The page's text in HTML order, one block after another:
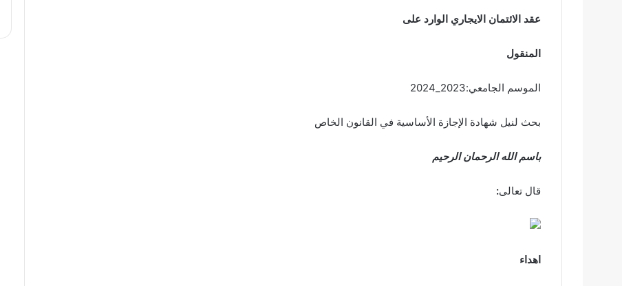
عقد الائتمان الايجاري الوارد على
المنقول
الموسم الجامعي:2023_2024
بحث لنيل شهادة الإجازة الأساسية في القانون الخاص
باسم الله الرحمان الرحيم
قال تعالى:
اهداء